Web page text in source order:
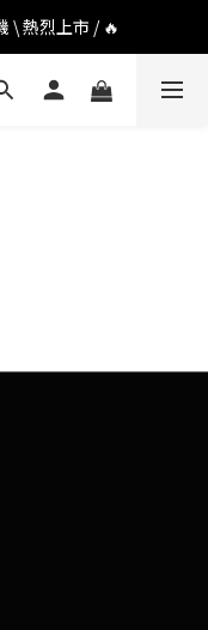
\ 熱烈上市 / 🔥
\ 熱烈上市 / 🔥
定套裝 \ 時尚上市 / 🔥